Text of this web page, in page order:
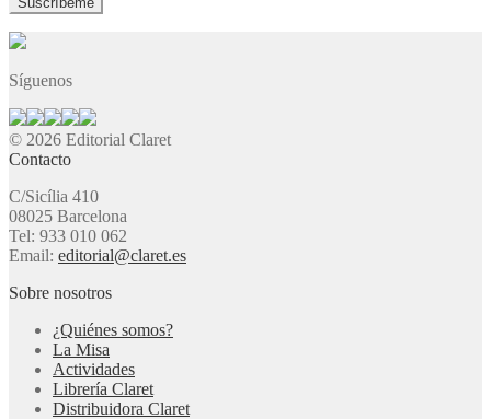
Síguenos
© 2026 Editorial Claret
Contacto
C/Sicília 410
08025 Barcelona
Tel: 933 010 062
Email: editorial@claret.es
Sobre nosotros
¿Quiénes somos?
La Misa
Actividades
Librería Claret
Distribuidora Claret